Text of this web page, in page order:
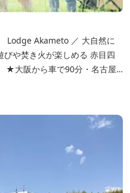
Lodge Akameto ／ 大自然に
や焚き火が楽しめる 赤目四
ス付きバンガローでは、BBQ
のが見れる！ ★Wi-Fiがつな
の研修も...